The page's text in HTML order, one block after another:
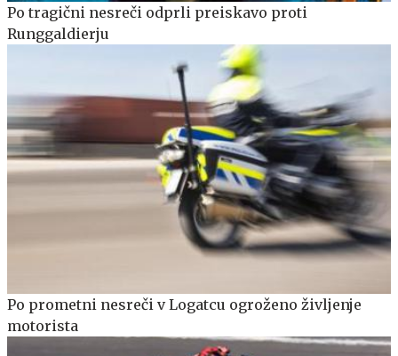
Po tragični nesreči odprli preiskavo proti
Runggaldierju
Po prometni nesreči v Logatcu ogroženo življenje
motorista